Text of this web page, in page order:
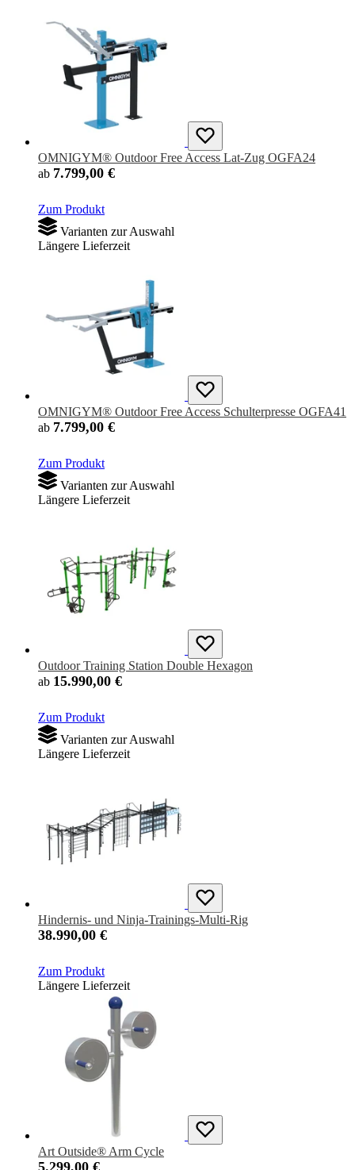
OMNIGYM® Outdoor Free Access Lat-Zug OGFA24
ab 7.799,00 €
Zum Produkt
Varianten zur Auswahl
Längere Lieferzeit
OMNIGYM® Outdoor Free Access Schulterpresse OGFA41
ab 7.799,00 €
Zum Produkt
Varianten zur Auswahl
Längere Lieferzeit
Outdoor Training Station Double Hexagon
ab 15.990,00 €
Zum Produkt
Varianten zur Auswahl
Längere Lieferzeit
Hindernis- und Ninja-Trainings-Multi-Rig
38.990,00 €
Zum Produkt
Längere Lieferzeit
Art Outside® Arm Cycle